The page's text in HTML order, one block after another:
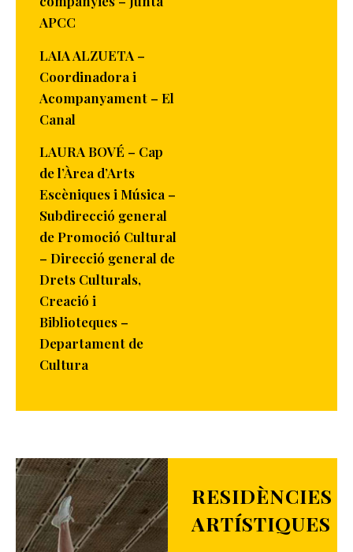
APCC
LAIA ALZUETA –
Coordinadora i
Acompanyament – El
Canal
LAURA BOVÉ – Cap
de l’Àrea d’Arts
Escèniques i Música –
Subdirecció general
de Promoció Cultural
– Direcció general de
Drets Culturals,
Creació i
Biblioteques –
Departament de
Cultura
RESIDÈNCIES
ARTÍSTIQUES